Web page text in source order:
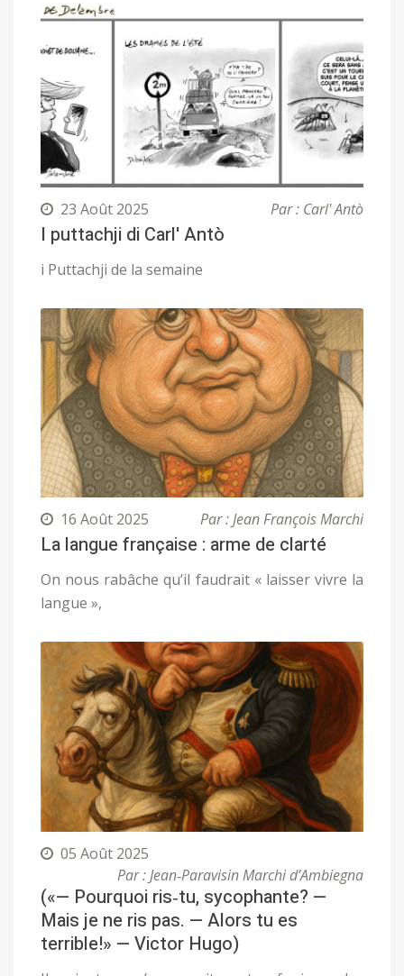
23 Août 2025 Par : Carl' Antò
I puttachji di Carl' Antò
i Puttachji de la semaine
16 Août 2025 Par : Jean François Marchi
La langue française : arme de clarté
On nous rabâche qu’il faudrait « laisser vivre la
langue »,
05 Août 2025
Par : Jean‑Paravisin Marchi d’Ambiegna
(«— Pourquoi ris‑tu, sycophante? —
Mais je ne ris pas. — Alors tu es
terrible!» — Victor Hugo)